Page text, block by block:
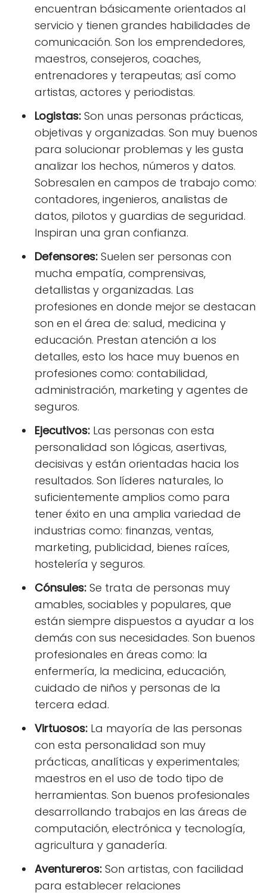
encuentran básicamente orientados al
servicio y tienen grandes habilidades de
comunicación. Son los emprendedores,
maestros, consejeros, coaches,
entrenadores y terapeutas; así como
artistas, actores y periodistas.
Logistas: Son unas personas prácticas,
objetivas y organizadas. Son muy buenos
para solucionar problemas y les gusta
analizar los hechos, números y datos.
Sobresalen en campos de trabajo como:
contadores, ingenieros, analistas de
datos, pilotos y guardias de seguridad.
Inspiran una gran confianza.
Defensores: Suelen ser personas con
mucha empatía, comprensivas,
detallistas y organizadas. Las
profesiones en donde mejor se destacan
son en el área de: salud, medicina y
educación. Prestan atención a los
detalles, esto los hace muy buenos en
profesiones como: contabilidad,
administración, marketing y agentes de
seguros.
Ejecutivos: Las personas con esta
personalidad son lógicas, asertivas,
decisivas y están orientadas hacia los
resultados. Son líderes naturales, lo
suficientemente amplios como para
tener éxito en una amplia variedad de
industrias como: finanzas, ventas,
marketing, publicidad, bienes raíces,
hostelería y seguros.
Cónsules: Se trata de personas muy
amables, sociables y populares, que
están siempre dispuestos a ayudar a los
demás con sus necesidades. Son buenos
profesionales en áreas como: la
enfermería, la medicina, educación,
cuidado de niños y personas de la
tercera edad.
Virtuosos: La mayoría de las personas
con esta personalidad son muy
prácticas, analíticas y experimentales;
maestros en el uso de todo tipo de
herramientas. Son buenos profesionales
desarrollando trabajos en las áreas de
computación, electrónica y tecnología,
agricultura y ganadería.
Aventureros: Son artistas, con facilidad
para establecer relaciones